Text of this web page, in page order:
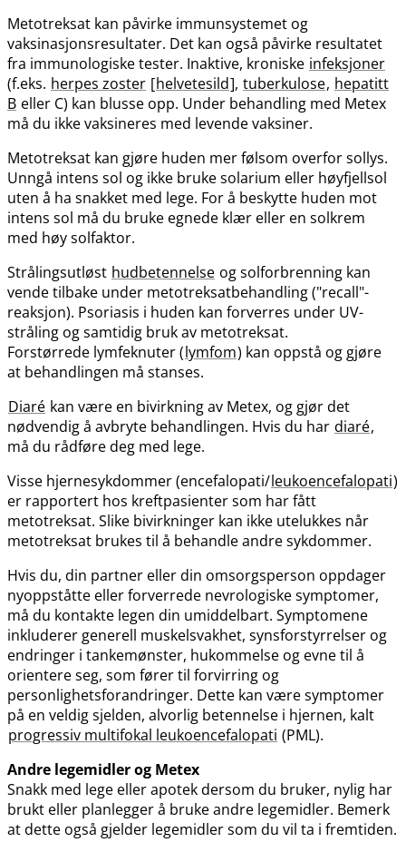
Metotreksat kan påvirke immunsystemet og
vaksinasjonsresultater. Det kan også påvirke resultatet
fra immunologiske tester. Inaktive, kroniske infeksjoner
(f.eks. herpes zoster [helvetesild], tuberkulose, hepatitt
B eller C) kan blusse opp. Under behandling med Metex
må du ikke vaksineres med levende vaksiner.
Metotreksat kan gjøre huden mer følsom overfor sollys.
Unngå intens sol og ikke bruke solarium eller høyfjellsol
uten å ha snakket med lege. For å beskytte huden mot
intens sol må du bruke egnede klær eller en solkrem
med høy solfaktor.
Strålingsutløst hudbetennelse og solforbrenning kan
vende tilbake under metotreksatbehandling ("recall"-
reaksjon). Psoriasis i huden kan forverres under UV-
stråling og samtidig bruk av metotreksat.
Forstørrede lymfeknuter (lymfom) kan oppstå og gjøre
at behandlingen må stanses.
Diaré kan være en bivirkning av Metex, og gjør det
nødvendig å avbryte behandlingen. Hvis du har diaré,
må du rådføre deg med lege.
Visse hjernesykdommer (encefalopati​/​leukoencefalopati)
er rapportert hos kreftpasienter som har fått
metotreksat. Slike bivirkninger kan ikke utelukkes når
metotreksat brukes til å behandle andre sykdommer.
Hvis du, din partner eller din omsorgsperson oppdager
nyoppståtte eller forverrede nevrologiske symptomer,
må du kontakte legen din umiddelbart. Symptomene
inkluderer generell muskelsvakhet, synsforstyrrelser og
endringer i tankemønster, hukommelse og evne til å
orientere seg, som fører til forvirring og
personlighetsforandringer. Dette kan være symptomer
på en veldig sjelden, alvorlig betennelse i hjernen, kalt
progressiv multifokal leukoencefalopati (PML).
Andre legemidler og Metex
Snakk med lege eller apotek dersom du bruker, nylig har
brukt eller planlegger å bruke andre legemidler. Bemerk
at dette også gjelder legemidler som du vil ta i fremtiden.